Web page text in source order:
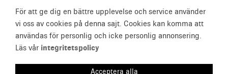
För att ge dig en bättre upplevelse och service använder
vi oss av cookies på denna sajt. Cookies kan komma att
användas för personlig och icke personlig annonsering.
Läs vår integritetspolicy
Acceptera alla